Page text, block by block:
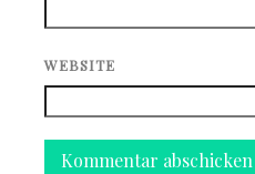
WEBSITE